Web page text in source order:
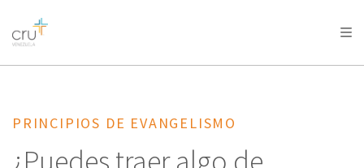
AFRICA
AMERICA / CARIBBEAN
OCEANIA
PRINCIPIOS DE EVANGELISMO